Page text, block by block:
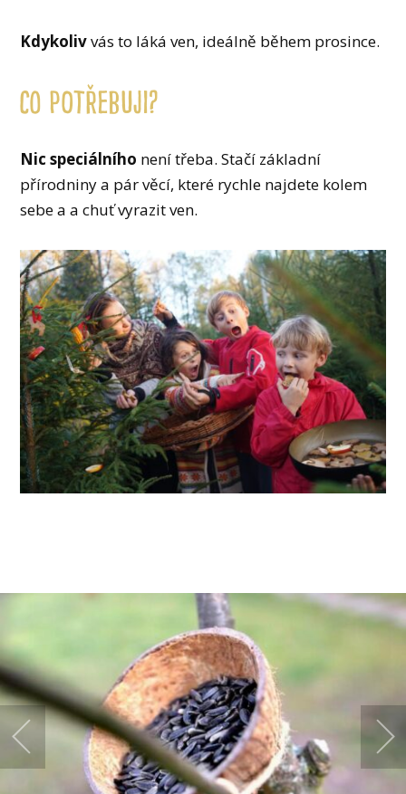
Kdykolivvás to láká ven, ideálně během prosince.
Co potřebuji?
Nic speciálního není třeba. Stačí základní
přírodniny a pár věcí, které rychle najdete kolem
sebe a a chuť vyrazit ven.